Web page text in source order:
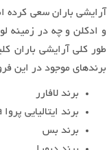
آرایشی باران سعی کرده
و ادکلن و چه در زمینه
طور کلی آرایشی باران
برندهای موجود در این
برند لافارر
برند ایتالیایی پروا prova
برند بس